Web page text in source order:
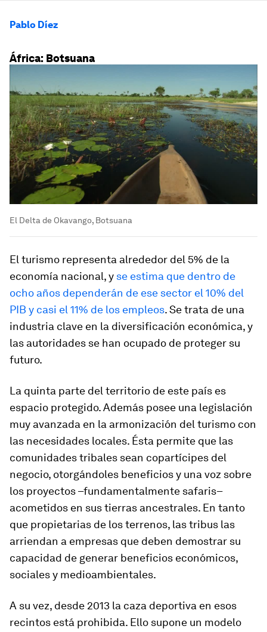
Pablo Díez
África: Botsuana
El Delta de Okavango, Botsuana
El turismo representa alrededor del 5% de la
economía nacional, y se estima que dentro de
ocho años dependerán de ese sector el 10% del
PIB y casi el 11% de los empleos. Se trata de una
industria clave en la diversificación económica, y
las autoridades se han ocupado de proteger su
futuro.
La quinta parte del territorio de este país es
espacio protegido. Además posee una legislación
muy avanzada en la armonización del turismo con
las necesidades locales. Ésta permite que las
comunidades tribales sean copartícipes del
negocio, otorgándoles beneficios y una voz sobre
los proyectos –fundamentalmente safaris–
acometidos en sus tierras ancestrales. En tanto
que propietarias de los terrenos, las tribus las
arriendan a empresas que deben demostrar su
capacidad de generar beneficios económicos,
sociales y medioambientales.
A su vez, desde 2013 la caza deportiva en esos
recintos está prohibida. Ello supone un modelo